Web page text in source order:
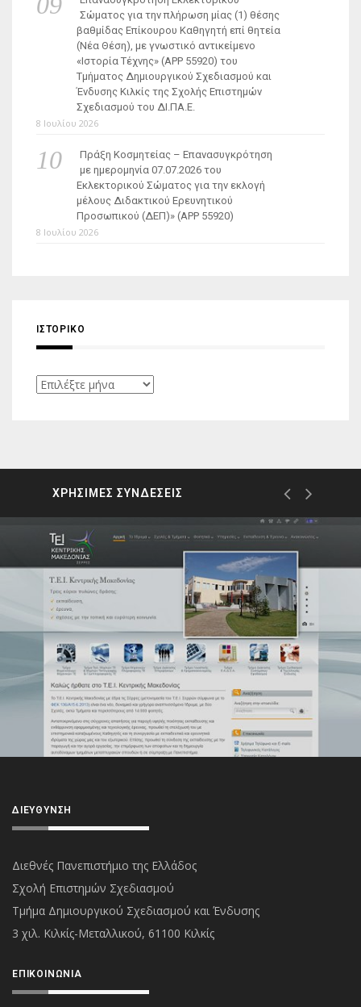
Σώματος για την πλήρωση μίας (1) θέσης
βαθμίδας Επίκουρου Καθηγητή επί θητεία
(Νέα Θέση), με γνωστικό αντικείμενο
«Ιστορία Τέχνης» (ΑΡΡ 55920) του
Τμήματος Δημιουργικού Σχεδιασμού και
Ένδυσης Κιλκίς της Σχολής Επιστημών
Σχεδιασμού του ΔΙ.ΠΑ.Ε.
8 Ιουλίου 2026
Πράξη Κοσμητείας – Επανασυγκρότηση
με ημερομηνία 07.07.2026 του
Εκλεκτορικού Σώματος για την εκλογή
μέλους Διδακτικού Ερευνητικού
Προσωπικού (ΔΕΠ)» (APP 55920)
8 Ιουλίου 2026
ΙΣΤΟΡΙΚΌ
Ιστορικό
ΧΡΗΣΙΜΕΣ ΣΥΝΔΕΣΕΙΣ
ΔΙΕΎΘΥΝΣΗ
Διεθνές Πανεπιστήμιο της Ελλάδος
Σχολή Επιστημών Σχεδιασμού
Τμήμα Δημιουργικού Σχεδιασμού και Ένδυσης
3 χιλ. Κιλκίς-Μεταλλικού, 61100 Κιλκίς
ΕΠΙΚΟΙΝΩΝΊΑ